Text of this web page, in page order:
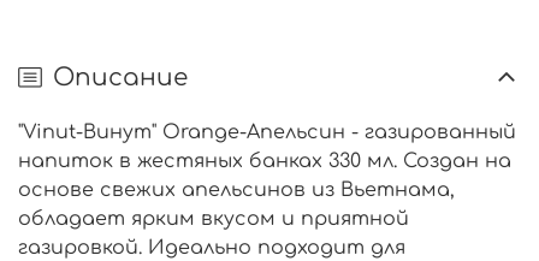
Описание
"Vinut-Винут" Orange-Апельсин - газированный
напиток в жестяных банках 330 мл. Создан на
основе свежих апельсинов из Вьетнама,
обладает ярким вкусом и приятной
газировкой. Идеально подходит для